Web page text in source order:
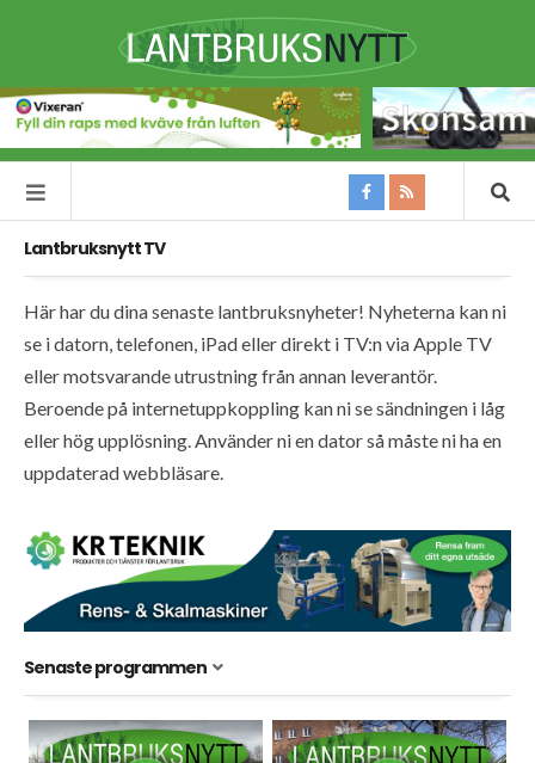
Lantbruksnytt TV
Här har du dina senaste lantbruksnyheter! Nyheterna kan ni
se i datorn, telefonen, iPad eller direkt i TV:n via Apple TV
eller motsvarande utrustning från annan leverantör.
Beroende på internetuppkoppling kan ni se sändningen i låg
eller hög upplösning. Använder ni en dator så måste ni ha en
uppdaterad webbläsare.
Senaste programmen